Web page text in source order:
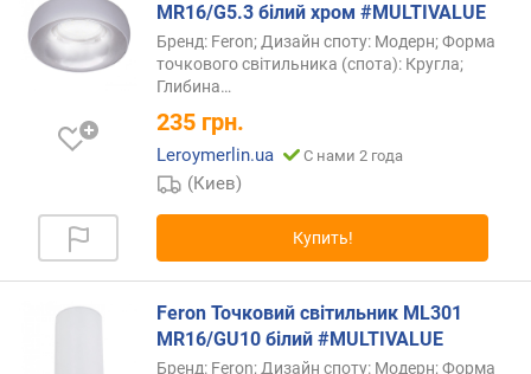
MR16/G5.3 білий хром #MULTIVALUE
Бренд: Feron; Дизайн споту: Модерн; Форма
точкового світильника (спота): Кругла;
Глибина…
235 грн.
Leroymerlin.ua С нами 2 года
(Киев)
Купить!
Feron Точковий світильник ML301
MR16/GU10 білий #MULTIVALUE
Бренд: Feron; Дизайн споту: Модерн; Форма